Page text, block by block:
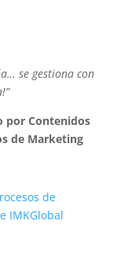
se gestiona con
por Contenidos
de Marketing
de
IMKGlobal